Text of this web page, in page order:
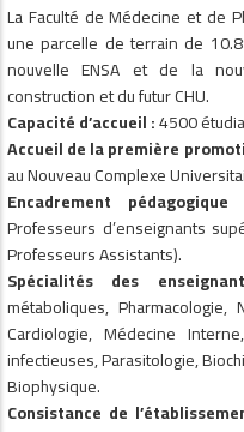
La Faculté de Médecine et de
une parcelle de terrain de
nouvelle ENSA et de la
construction et du futur CHU.
Capacité d’accueil:4500
Accueil de la première
au Nouveau Complexe
Encadrement pédagogique
Professeurs d’enseignants
Professeurs Assistants).
Spécialités des
métaboliques, Pharmacologie,
Cardiologie, Médecine
infectieuses, Parasitologie,
Biophysique.
Consistance de